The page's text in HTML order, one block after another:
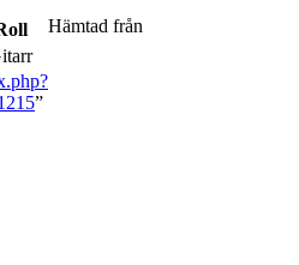
Hämtad från
”